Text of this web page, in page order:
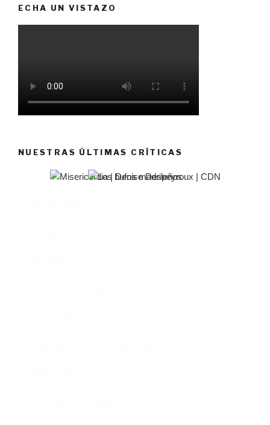
ECHA UN VISTAZO
NUESTRAS ÚLTIMAS CRÍTICAS
El castillo de Lindabridis